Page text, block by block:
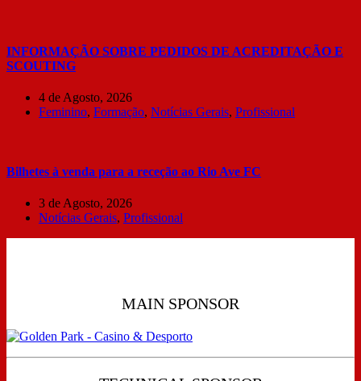
INFORMAÇÃO SOBRE PEDIDOS DE ACREDITAÇÃO E
SCOUTING
4 de Agosto, 2026
Feminino, Formação, Notícias Gerais, Profissional
Bilhetes à venda para a receção ao Rio Ave FC
3 de Agosto, 2026
Notícias Gerais, Profissional
MAIN SPONSOR